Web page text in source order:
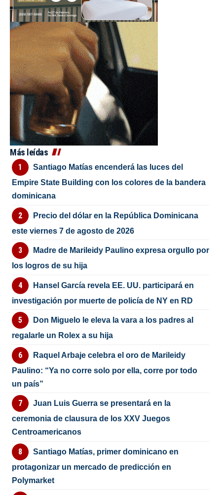
Más leídas
Santiago Matías encenderá las luces del
Empire State Building con los colores de la bandera
dominicana
Precio del dólar en la República Dominicana
este viernes 7 de agosto de 2026
Madre de Marileidy Paulino expresa orgullo por
los logros de su hija
Hansel García revela EE. UU. participará en
investigación por muerte de policía de NY en RD
Don Miguelo le eleva la vara a los padres al
regalarle un Rolex a su hija
Raquel Arbaje celebra el oro de Marileidy
Paulino: “Ya no corre solo por ella, corre por todo
un país”
Juan Luis Guerra se presentará en la
ceremonia de clausura de los XXV Juegos
Centroamericanos
Santiago Matías, primer dominicano en
protagonizar un mercado de predicción en
Polymarket